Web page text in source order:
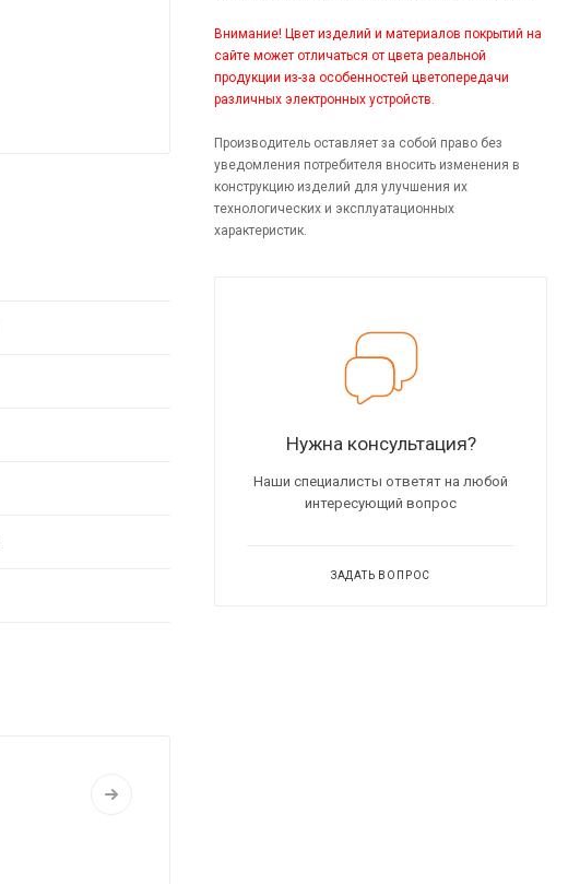
Внимание! Цвет изделий и материалов покрытий на
сайте может отличаться от цвета реальной
продукции из-за особенностей цветопередачи
различных электронных устройств.
Производитель оставляет за собой право без
уведомления потребителя вносить изменения в
конструкцию изделий для улучшения их
технологических и эксплуатационных
характеристик.
Нужна консультация?
Наши специалисты ответят на любой
интересующий вопрос
ЗАДАТЬ ВОПРОС